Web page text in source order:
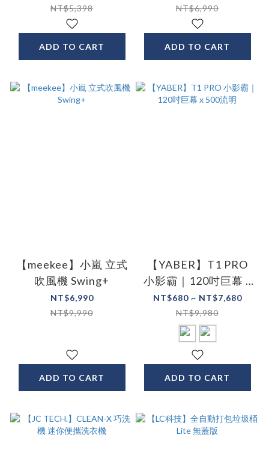
NT$5,398
ADD TO CART
NT$6,990
ADD TO CART
【meekee】小嵐 立式
吹風機 Swing+
NT$6,990
NT$9,990
ADD TO CART
【YABER】T1 PRO
小影霸｜120吋巨幕 x
500流明
NT$680 ~ NT$7,680
NT$9,980
ADD TO CART